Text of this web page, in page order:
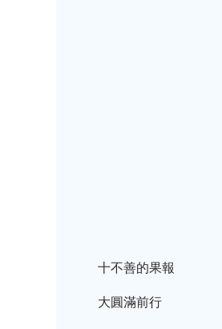
十不善的果報
大圓滿前行